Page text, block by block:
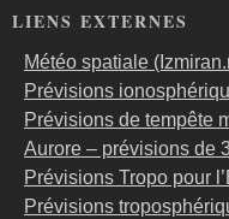
LIENS EXTERNES
Météo spatiale
Prévisions
Prévisions de tempête
Aurore – prévisions de
Prévisions Tropo pour
Prévisions